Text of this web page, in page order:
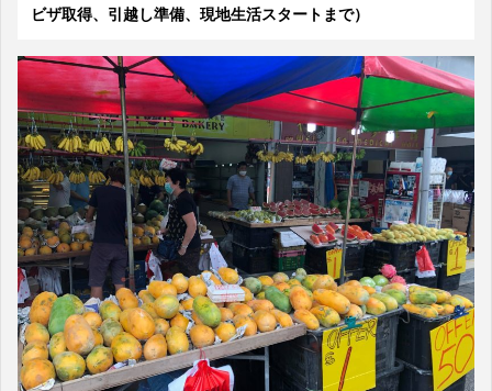
ビザ取得、引越し準備、現地生活スタートまで）